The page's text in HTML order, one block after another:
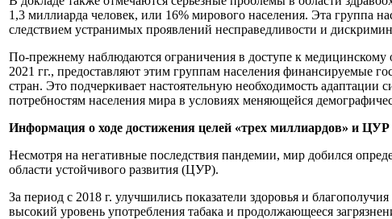
1,3 миллиарда человек, или 16% мирового населения. Эта группа
следствием устранимых проявлений несправедливости и
По-прежнему наблюдаются ограничения в доступе к
2021 гг., предоставляют этим группам населения финансируемые
стран. Это подчеркивает настоятельную необходимость адаптации
потребностям населения мира в условиях меняющейся
Информация о ходе достижения целей «трех миллиардов» и ЦУР
Несмотря на негативные последствия пандемии, мир добился
области устойчивого развития (ЦУР).
За период с 2018 г. улучшились показатели здоровья и
высокий уровень употребления табака и продолжающееся